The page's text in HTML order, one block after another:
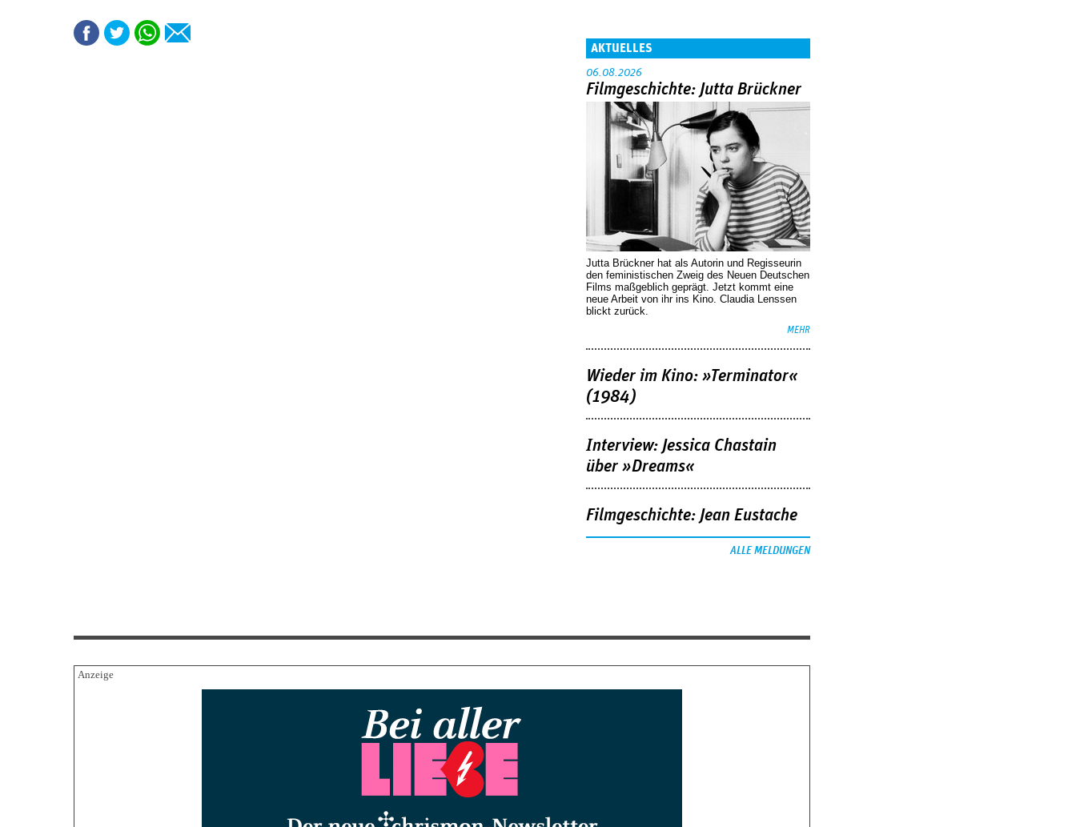
AKTUELLES
06.08.2026
Filmgeschichte: Jutta Brückner
Jutta Brückner hat als Autorin und Regisseurin
den feministischen Zweig des Neuen Deutschen
Films maßgeblich geprägt. Jetzt kommt eine
neue Arbeit von ihr ins Kino. Claudia Lenssen
blickt zurück.
MEHR
Wieder im Kino: »Terminator«
(1984)
Interview: Jessica Chastain
über »Dreams«
Filmgeschichte: Jean Eustache
ALLE MELDUNGEN